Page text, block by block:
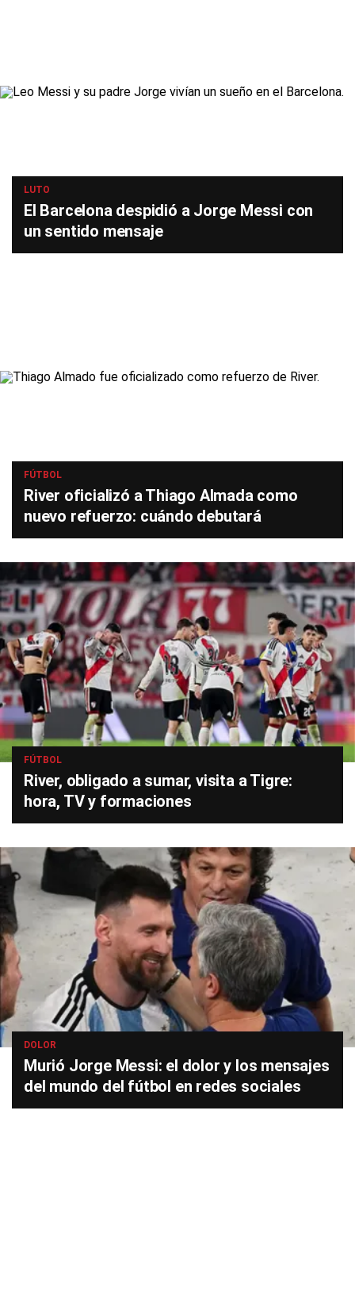
LUTO
El Barcelona despidió a Jorge Messi con
un sentido mensaje
FÚTBOL
River oficializó a Thiago Almada como
nuevo refuerzo: cuándo debutará
FÚTBOL
River, obligado a sumar, visita a Tigre:
hora, TV y formaciones
DOLOR
Murió Jorge Messi: el dolor y los mensajes
del mundo del fútbol en redes sociales